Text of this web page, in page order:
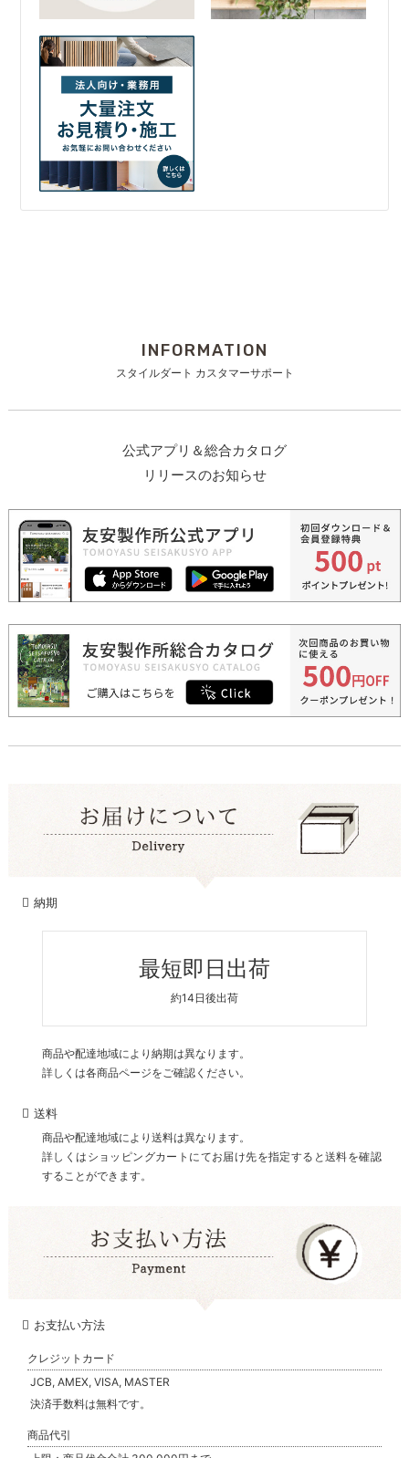
INFORMATION
スタイルダート カスタマーサポート
公式アプリ＆総合カタログ
リリースのお知らせ
納期
最短即日出荷
約14日後出荷
商品や配達地域により納期は異なります。
詳しくは各商品ページをご確認ください。
送料
商品や配達地域により送料は異なります。
詳しくはショッピングカートにてお届け先を指定すると送料を確認
することができます。
お支払い方法
クレジットカード
JCB, AMEX, VISA, MASTER
決済手数料は無料です。
商品代引